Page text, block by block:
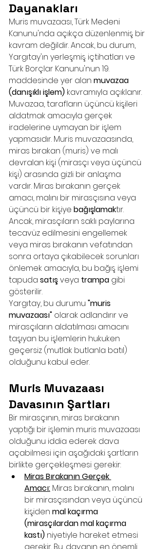
Dayanakları
Muris muvazaası, Türk Medeni
Kanunu'nda açıkça düzenlenmiş bir
kavram değildir. Ancak, bu durum,
Yargıtay'ın yerleşmiş içtihatları ve
Türk Borçlar Kanunu'nun 19.
maddesinde yer alan muvazaa
(danışıklı işlem) kavramıyla açıklanır.
Muvazaa, tarafların üçüncü kişileri
aldatmak amacıyla gerçek
iradelerine uymayan bir işlem
yapmasıdır. Muris muvazaasında,
miras bırakan (muris) ve malı
devralan kişi (mirasçı veya üçüncü
kişi) arasında gizli bir anlaşma
vardır. Miras bırakanın gerçek
amacı, malını bir mirasçısına veya
üçüncü bir kişiye bağışlamaktır.
Ancak, mirasçıların saklı paylarına
tecavüz edilmesini engellemek
veya miras bırakanın vefatından
sonra ortaya çıkabilecek sorunları
önlemek amacıyla, bu bağış işlemi
tapuda satış veya trampa gibi
gösterilir.
Yargıtay, bu durumu "muris
muvazaası" olarak adlandırır ve
mirasçıların aldatılması amacını
taşıyan bu işlemlerin hukuken
geçersiz (mutlak butlanla batıl)
olduğunu kabul eder.
Muris Muvazaası
Davasının Şartları
Bir mirasçının, miras bırakanın
yaptığı bir işlemin muris muvazaası
olduğunu iddia ederek dava
açabilmesi için aşağıdaki şartların
birlikte gerçekleşmesi gerekir:
Miras Bırakanın Gerçek
Amacı: Miras bırakanın, malını
bir mirasçısından veya üçüncü
kişiden mal kaçırma
(mirasçılardan mal kaçırma
kastı) niyetiyle hareket etmesi